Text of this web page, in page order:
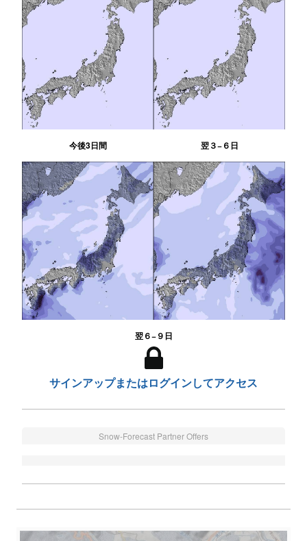
今後3日間 翌３−６日
翌６−９日
サインアップまたはログインしてアクセス
Snow-Forecast Partner Offers